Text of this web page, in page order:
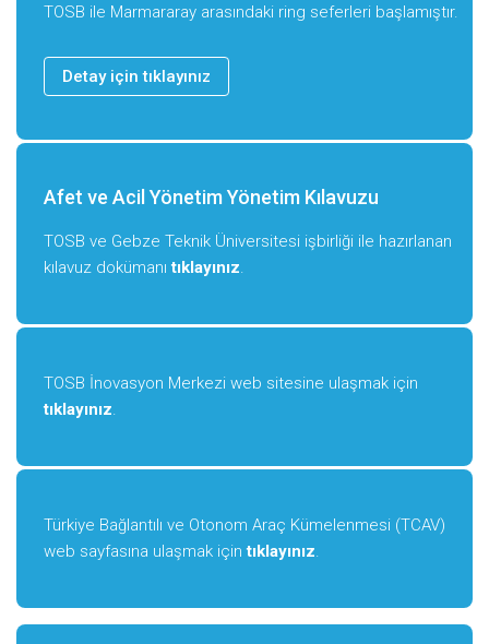
TOSB ile Marmararay arasındaki ring seferleri başlamıştır.
Detay için tıklayınız
Afet ve Acil Yönetim Yönetim Kılavuzu
TOSB ve Gebze Teknik Üniversitesi işbirliği ile hazırlanan
kılavuz dokümanıtıklayınız
TOSB İnovasyon Merkezi web sitesine ulaşmak için
tıklayınız
Türkiye Bağlantılı ve Otonom Araç Kümelenmesi (TCAV)
web sayfasına ulaşmak içintıklayınız